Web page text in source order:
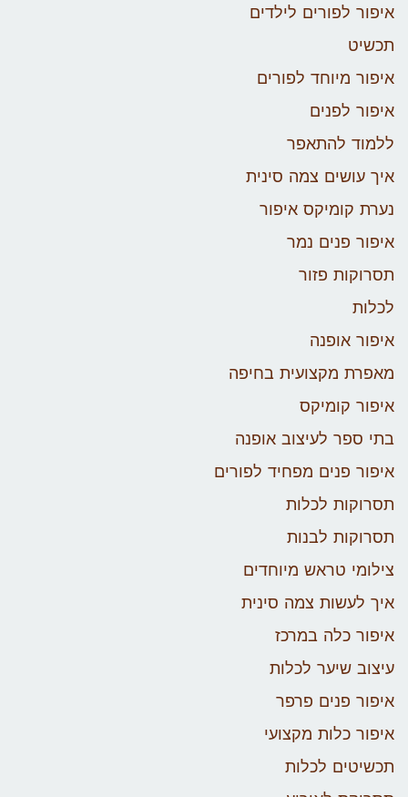
איפור לפורים לילדים
תכשיט
איפור מיוחד לפורים
איפור לפנים
ללמוד להתאפר
איך עושים צמה סינית
נערת קומיקס איפור
איפור פנים נמר
תסרוקות פזור
לכלות
איפור אופנה
מאפרת מקצועית בחיפה
איפור קומיקס
בתי ספר לעיצוב אופנה
איפור פנים מפחיד לפורים
תסרוקות לכלות
תסרוקות לבנות
צילומי טראש מיוחדים
איך לעשות צמה סינית
איפור כלה במרכז
עיצוב שיער לכלות
איפור פנים פרפר
איפור כלות מקצועי
תכשיטים לכלות